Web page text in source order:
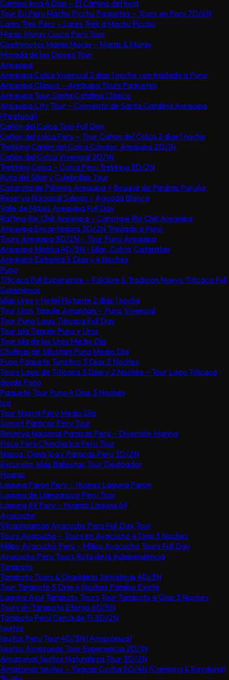
Camino Inca 4 Dias – El Camino del Inca​
Tour En Peru Machu Picchu Paquetes – Tours en Peru 7D/6N
Lares Trek Peru – Lares Trek a Machu Picchu​
Maras Moray Cusco Peru Tour
Cuatrimotos Maras Moray – Maras & Moray
Morada de los Dioses Tour
Arequipa
Arequipa Colca Vivencial 2 dias 1 noche con traslado a Puno
Arequipa Clásico – Arequipa Tours Paquetes​
Arequipa Tour Santa Catalina Clásico
Arequipa City Tour – Convento de Santa Catalina Arequipa
(Peatonal)
Cañón del Colca Tour Full Day
Cañon del colca Peru – Tour Cañon del Colca 2 días 1 noche
Trekking Cañón del Colca Cóndor, Arequipa 2D/1N
Cañón del Colca Vivencial 2D/1N
Trekking Colca – Colca Peru Trekking 3D/2N
Ruta del Sillar y Culebrillas Tour
Catarata de Pillones Arequipa + Bosque de Piedras Puruña
Reserva Nacional Salinas y Aguada Blanca
Valle de Majes Arequipa Full Day
Rafting Rio Chili Arequipa – Canotaje Rio Chili Arequipa
Arequipa Encantadora 3D/2N Traslado a Puno
Tours Arequipa 3D/2N – Tour Puno Arequipa
Arequipa Mistika 4D/3N -Sillar, Colca, Cataratas
Arequipa Extrema 5 Días y 4 Noches
Puno
Titicaca Full Experience – Folclore & Tradición Nuevo Titicaca Full
Experience
Islas Uros y Hotel Flotante 2 días 1 noche
Tour Uros Taquile Amantani​ – Puno Vivencial
Tour Puno Lago Titicaca Full Day
Tour Isla Taquile Puno y Uros
Tour Isla de los Uros Medio Día
Chullpas de Sillustani Puno Medio Día
Puno Paquete Turístico 3 Días 2 Noches
Tours Lago de Titicaca 3 Dias y 2 Noches – Tour Lago Titicaca
desde Puno
Paquete Tour Puno 4 Días 3 Noches
Ica
Tour Nazca Peru Medio Día
Sunset Paracas Peru Tour
Reserva Nacional Paracas Perú – Diversión Marina
Pisco Perú Chincha Ica Peru Tour
Nazca, Oasis Ica y Paracas Peru 3D/2N
Excursión Islas Ballestas Tour Deslizador
Huaraz
Laguna Paron Peru – Huaraz Laguna Paron
Laguna de Llanganuco Peru Tour
Laguna 69 Peru – Huaraz Laguna 69
Ayacucho
Vilcashuaman Ayacucho Perú Full Day Tour
Tours Ayacucho – Tours en Ayacucho 4 Dias 3 Noches
Millpu Ayacucho Peru – Millpu Ayacucho Tours Full Day
Ayacucho Peru Tours Ruta de la Independencia
Tarapoto
Tarapoto Tours & Orquídeas Selváticas 4D/3N
Tour Tarapoto 5 Dias 4 Noches​​ Paraíso Existe
Laguna Azul Tarapoto Tours​ Tour Tarapoto 4 Días 3 Noches​​
Tours en Tarapoto Eterno 6D/5N
Tarapoto Perú Cerca de Ti 3D/2N
Iquitos
Iquitos Peru Tour 4D/3N (Amazónica)
Iquitos Amazonas Tour Experiencia 2D/1N
Amazonas Iquitos Naturaleza Tour 3D/2N
Amazonas Iquitos – Yaguas Cocha 5D/4N (Camping & Kayaking)